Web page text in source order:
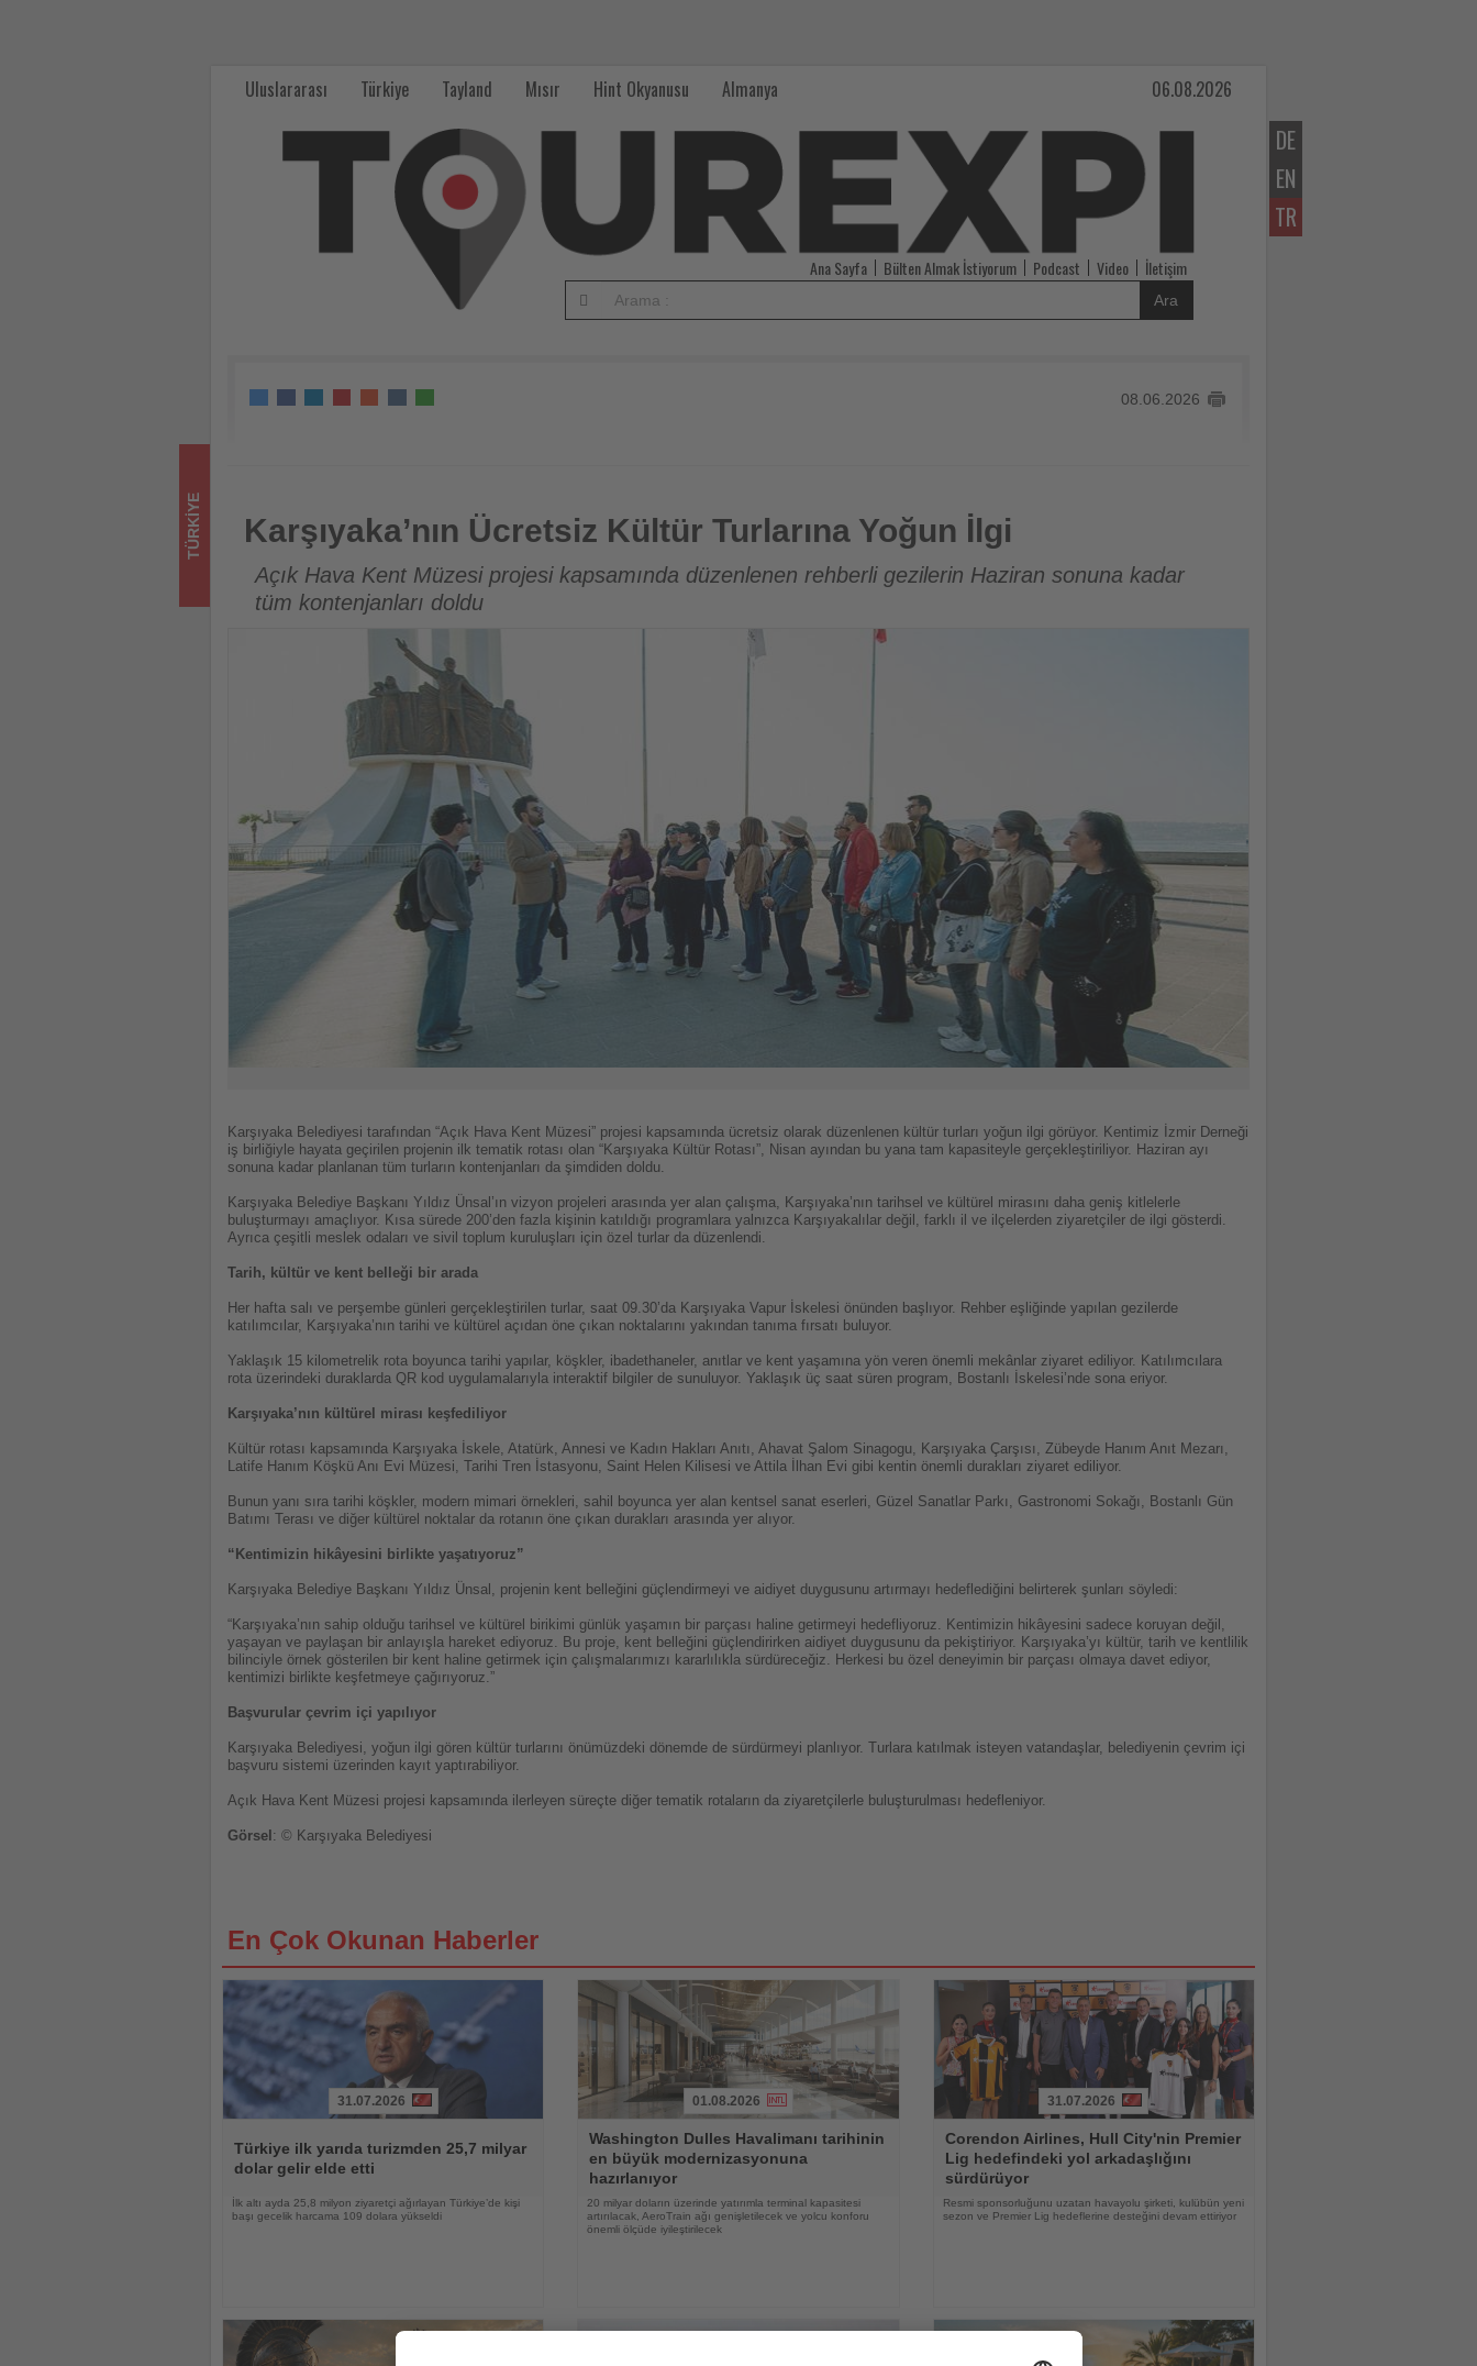
DE
EN
TR
Uluslararası Türkiye Tayland Mısır Hint Okyanusu Almanya 06.08.2026
Ana Sayfa Bülten Almak İstiyorum Podcast Video İletişim
Ara
08.06.2026
Karşıyaka’nın Ücretsiz Kültür Turlarına Yoğun İlgi
TÜRKIYE Karşıyaka’nın Ücretsiz Kültür Turlarına Yoğun İlgi
Açık Hava Kent Müzesi projesi kapsamında düzenlenen rehberli gezilerin Haziran sonuna kadar
tüm kontenjanları doldu
Karşıyaka Belediyesi tarafından “Açık Hava Kent Müzesi” projesi kapsamında ücretsiz olarak düzenlenen kültür turları yoğun ilgi görüyor. Kentimiz İzmir Derneği
iş birliğiyle hayata geçirilen projenin ilk tematik rotası olan “Karşıyaka Kültür Rotası”, Nisan ayından bu yana tam kapasiteyle gerçekleştiriliyor. Haziran ayı
sonuna kadar planlanan tüm turların kontenjanları da şimdiden doldu.
Karşıyaka Belediye Başkanı Yıldız Ünsal’ın vizyon projeleri arasında yer alan çalışma, Karşıyaka’nın tarihsel ve kültürel mirasını daha geniş kitlelerle
buluşturmayı amaçlıyor. Kısa sürede 200’den fazla kişinin katıldığı programlara yalnızca Karşıyakalılar değil, farklı il ve ilçelerden ziyaretçiler de ilgi gösterdi.
Ayrıca çeşitli meslek odaları ve sivil toplum kuruluşları için özel turlar da düzenlendi.
Tarih, kültür ve kent belleği bir arada
Her hafta salı ve perşembe günleri gerçekleştirilen turlar, saat 09.30’da Karşıyaka Vapur İskelesi önünden başlıyor. Rehber eşliğinde yapılan gezilerde
katılımcılar, Karşıyaka’nın tarihi ve kültürel açıdan öne çıkan noktalarını yakından tanıma fırsatı buluyor.
Yaklaşık 15 kilometrelik rota boyunca tarihi yapılar, köşkler, ibadethaneler, anıtlar ve kent yaşamına yön veren önemli mekânlar ziyaret ediliyor. Katılımcılara
rota üzerindeki duraklarda QR kod uygulamalarıyla interaktif bilgiler de sunuluyor. Yaklaşık üç saat süren program, Bostanlı İskelesi’nde sona eriyor.
Karşıyaka’nın kültürel mirası keşfediliyor
Kültür rotası kapsamında Karşıyaka İskele, Atatürk, Annesi ve Kadın Hakları Anıtı, Ahavat Şalom Sinagogu, Karşıyaka Çarşısı, Zübeyde Hanım Anıt Mezarı,
Latife Hanım Köşkü Anı Evi Müzesi, Tarihi Tren İstasyonu, Saint Helen Kilisesi ve Attila İlhan Evi gibi kentin önemli durakları ziyaret ediliyor.
Bunun yanı sıra tarihi köşkler, modern mimari örnekleri, sahil boyunca yer alan kentsel sanat eserleri, Güzel Sanatlar Parkı, Gastronomi Sokağı, Bostanlı Gün
Batımı Terası ve diğer kültürel noktalar da rotanın öne çıkan durakları arasında yer alıyor.
“Kentimizin hikâyesini birlikte yaşatıyoruz”
Karşıyaka Belediye Başkanı Yıldız Ünsal, projenin kent belleğini güçlendirmeyi ve aidiyet duygusunu artırmayı hedeflediğini belirterek şunları söyledi:
“Karşıyaka’nın sahip olduğu tarihsel ve kültürel birikimi günlük yaşamın bir parçası haline getirmeyi hedefliyoruz. Kentimizin hikâyesini sadece koruyan değil,
yaşayan ve paylaşan bir anlayışla hareket ediyoruz. Bu proje, kent belleğini güçlendirirken aidiyet duygusunu da pekiştiriyor. Karşıyaka’yı kültür, tarih ve kentlilik
bilinciyle örnek gösterilen bir kent haline getirmek için çalışmalarımızı kararlılıkla sürdüreceğiz. Herkesi bu özel deneyimin bir parçası olmaya davet ediyor,
kentimizi birlikte keşfetmeye çağırıyoruz.”
Başvurular çevrim içi yapılıyor
Karşıyaka Belediyesi, yoğun ilgi gören kültür turlarını önümüzdeki dönemde de sürdürmeyi planlıyor. Turlara katılmak isteyen vatandaşlar, belediyenin çevrim içi
başvuru sistemi üzerinden kayıt yaptırabiliyor.
Açık Hava Kent Müzesi projesi kapsamında ilerleyen süreçte diğer tematik rotaların da ziyaretçilerle buluşturulması hedefleniyor.
Görsel : © Karşıyaka Belediyesi
En Çok Okunan Haberler
Oku
31.07.2026
Türkiye ilk yarıda turizmden 25,7 milyar
dolar gelir elde etti
İlk altı ayda 25,8 milyon ziyaretçi ağırlayan Türkiye’de kişi
başı gecelik harcama 109 dolara yükseldi
Oku
01.08.2026
Washington Dulles Havalimanı tarihinin
en büyük modernizasyonuna
hazırlanıyor
20 milyar doların üzerinde yatırımla terminal kapasitesi
artırılacak, AeroTrain ağı genişletilecek ve yolcu konforu
önemli ölçüde iyileştirilecek
Oku
31.07.2026
Corendon Airlines, Hull City'nin Premier
Lig hedefindeki yol arkadaşlığını
sürdürüyor
Resmi sponsorluğunu uzatan havayolu şirketi, kulübün yeni
sezon ve Premier Lig hedeflerine desteğini devam ettiriyor